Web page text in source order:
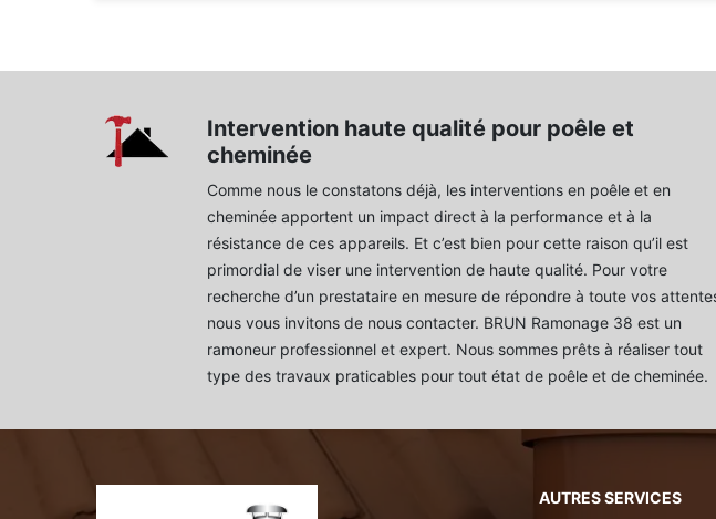
Intervention haute qualité pour poêle et
cheminée
Comme nous le constatons déjà, les interventions en poêle et en
cheminée apportent un impact direct à la performance et à la
résistance de ces appareils. Et c’est bien pour cette raison qu’il est
primordial de viser une intervention de haute qualité. Pour votre
recherche d’un prestataire en mesure de répondre à toute vos
nous vous invitons de nous contacter. BRUN Ramonage 38 est un
ramoneur professionnel et expert. Nous sommes prêts à réaliser tout
type des travaux praticables pour tout état de poêle et de cheminée.
AUTRES SERVICES